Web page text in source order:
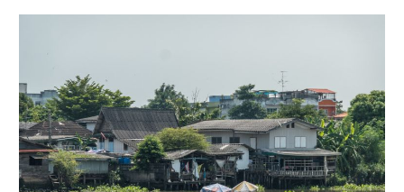
escape
sur
l’île
aux
poteries